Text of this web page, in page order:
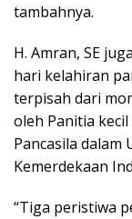
tambahnya.
H. Amran, SE
hari kelahiran
terpisah dari
oleh Panitia
Pancasila dalam
Kemerdekaan
“Tiga peristiwa